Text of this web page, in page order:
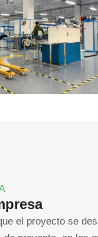
el proyecto se